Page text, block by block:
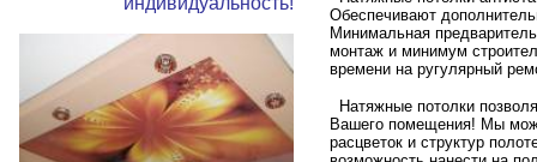
Обеспечивают
Минимальная
монтаж и минимум
времени на ругулярный
Натяжные потолки
Вашего помещения! Мы
расцветок и структур